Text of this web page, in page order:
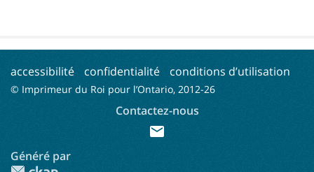
accessibilité confidentialité conditions d’utilisation
© Imprimeur du Roi pour l’Ontario, 2012-26
Contactez-nous
mail
Généré par